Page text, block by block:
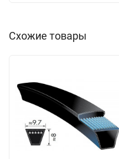
стандарта DIN 2218 к
Он уже, чем
характеристиками,
места для установки.
Большая поверхность
Схожие товары